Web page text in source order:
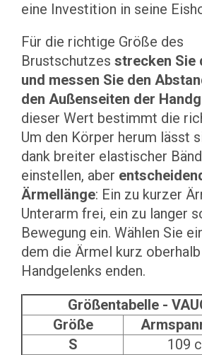
eine Investition in seine
Für die richtige Größe des
Brustschutzes strecken Sie
und messen Sie den
den Außenseiten der
dieser Wert bestimmt die
Um den Körper herum lässt
dank breiter elastischer
einstellen, aber
Ärmellänge: Ein zu kurzer
Unterarm frei, ein zu langer
Bewegung ein. Wählen Sie
dem die Ärmel kurz
Handgelenks enden.
Größentabelle -
Größe
S
109